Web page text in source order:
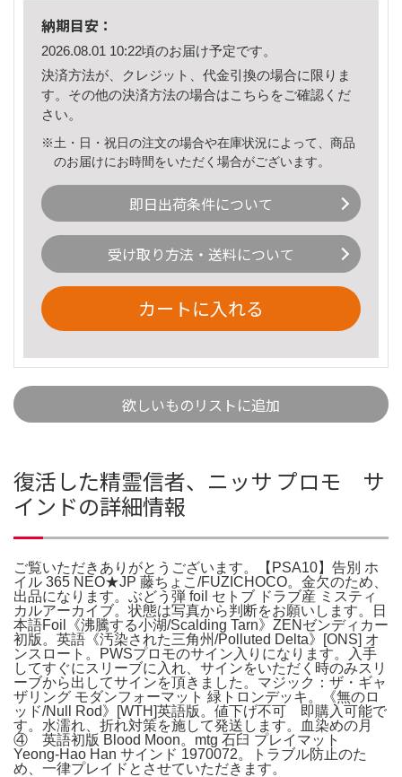
納期目安：
2026.08.01 10:22頃のお届け予定です。
決済方法が、クレジット、代金引換の場合に限りま
す。その他の決済方法の場合はこちら をご確認くだ
さい。
※土・日・祝日の注文の場合や在庫状況によって、商品
のお届けにお時間をいただく場合がございます。
即日出荷条件について
受け取り方法・送料について
カートに入れる
欲しいものリストに追加
復活した精霊信者、ニッサ プロモ サ
インドの詳細情報
ご覧いただきありがとうございます。【PSA10】告別 ホ
イル 365 NEO★JP 藤ちょこ/FUZICHOCO。金欠のため、
出品になります。ぶどう弾 foil セトブ ドラブ産 ミスティ
カルアーカイブ。状態は写真から判断をお願いします。日
本語Foil《沸騰する小湖/Scalding Tarn》ZENゼンディカー
初版。英語《汚染された三角州/Polluted Delta》[ONS] オ
ンスロート。PWSプロモのサイン入りになります。入手
してすぐにスリーブに入れ、サインをいただく時のみスリ
ーブから出してサインを頂きました。マジック：ザ・ギャ
ザリング モダンフォーマット 緑トロンデッキ。《無のロ
ッド/Null Rod》[WTH]英語版。値下げ不可 即購入可能で
す。水濡れ、折れ対策を施して発送します。血染めの月
④ 英語初版 Blood Moon。mtg 石臼 プレイマット
Yeong-Hao Han サインド 1970072。トラブル防止のた
め、一律プレイドとさせていただきます。